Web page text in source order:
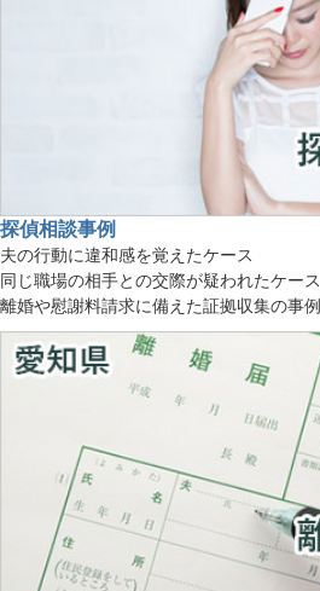
探偵相談事例
夫の行動に違和感を覚えたケース
同じ職場の相手との交際が疑われたケース
離婚や慰謝料請求に備えた証拠収集の事例